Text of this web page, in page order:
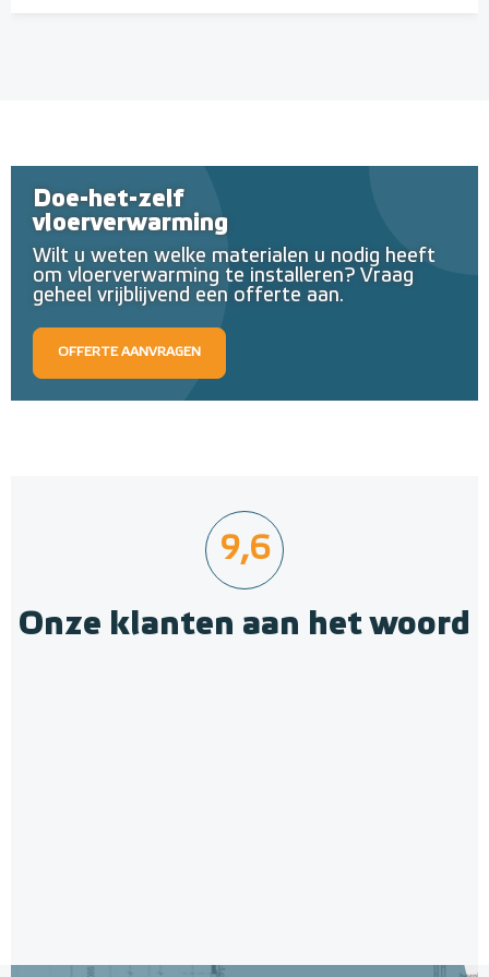
Doe-het-zelf
vloerverwarming
Wilt u weten welke materialen u nodig heeft
om vloerverwarming te installeren? Vraag
geheel vrijblijvend een offerte aan.
OFFERTE AANVRAGEN
9,6
Onze klanten aan het woord